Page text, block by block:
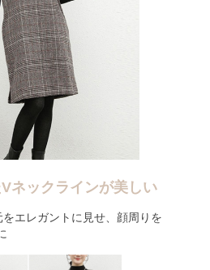
ネックラインが美しい
エレガントに見せ、顔周りを